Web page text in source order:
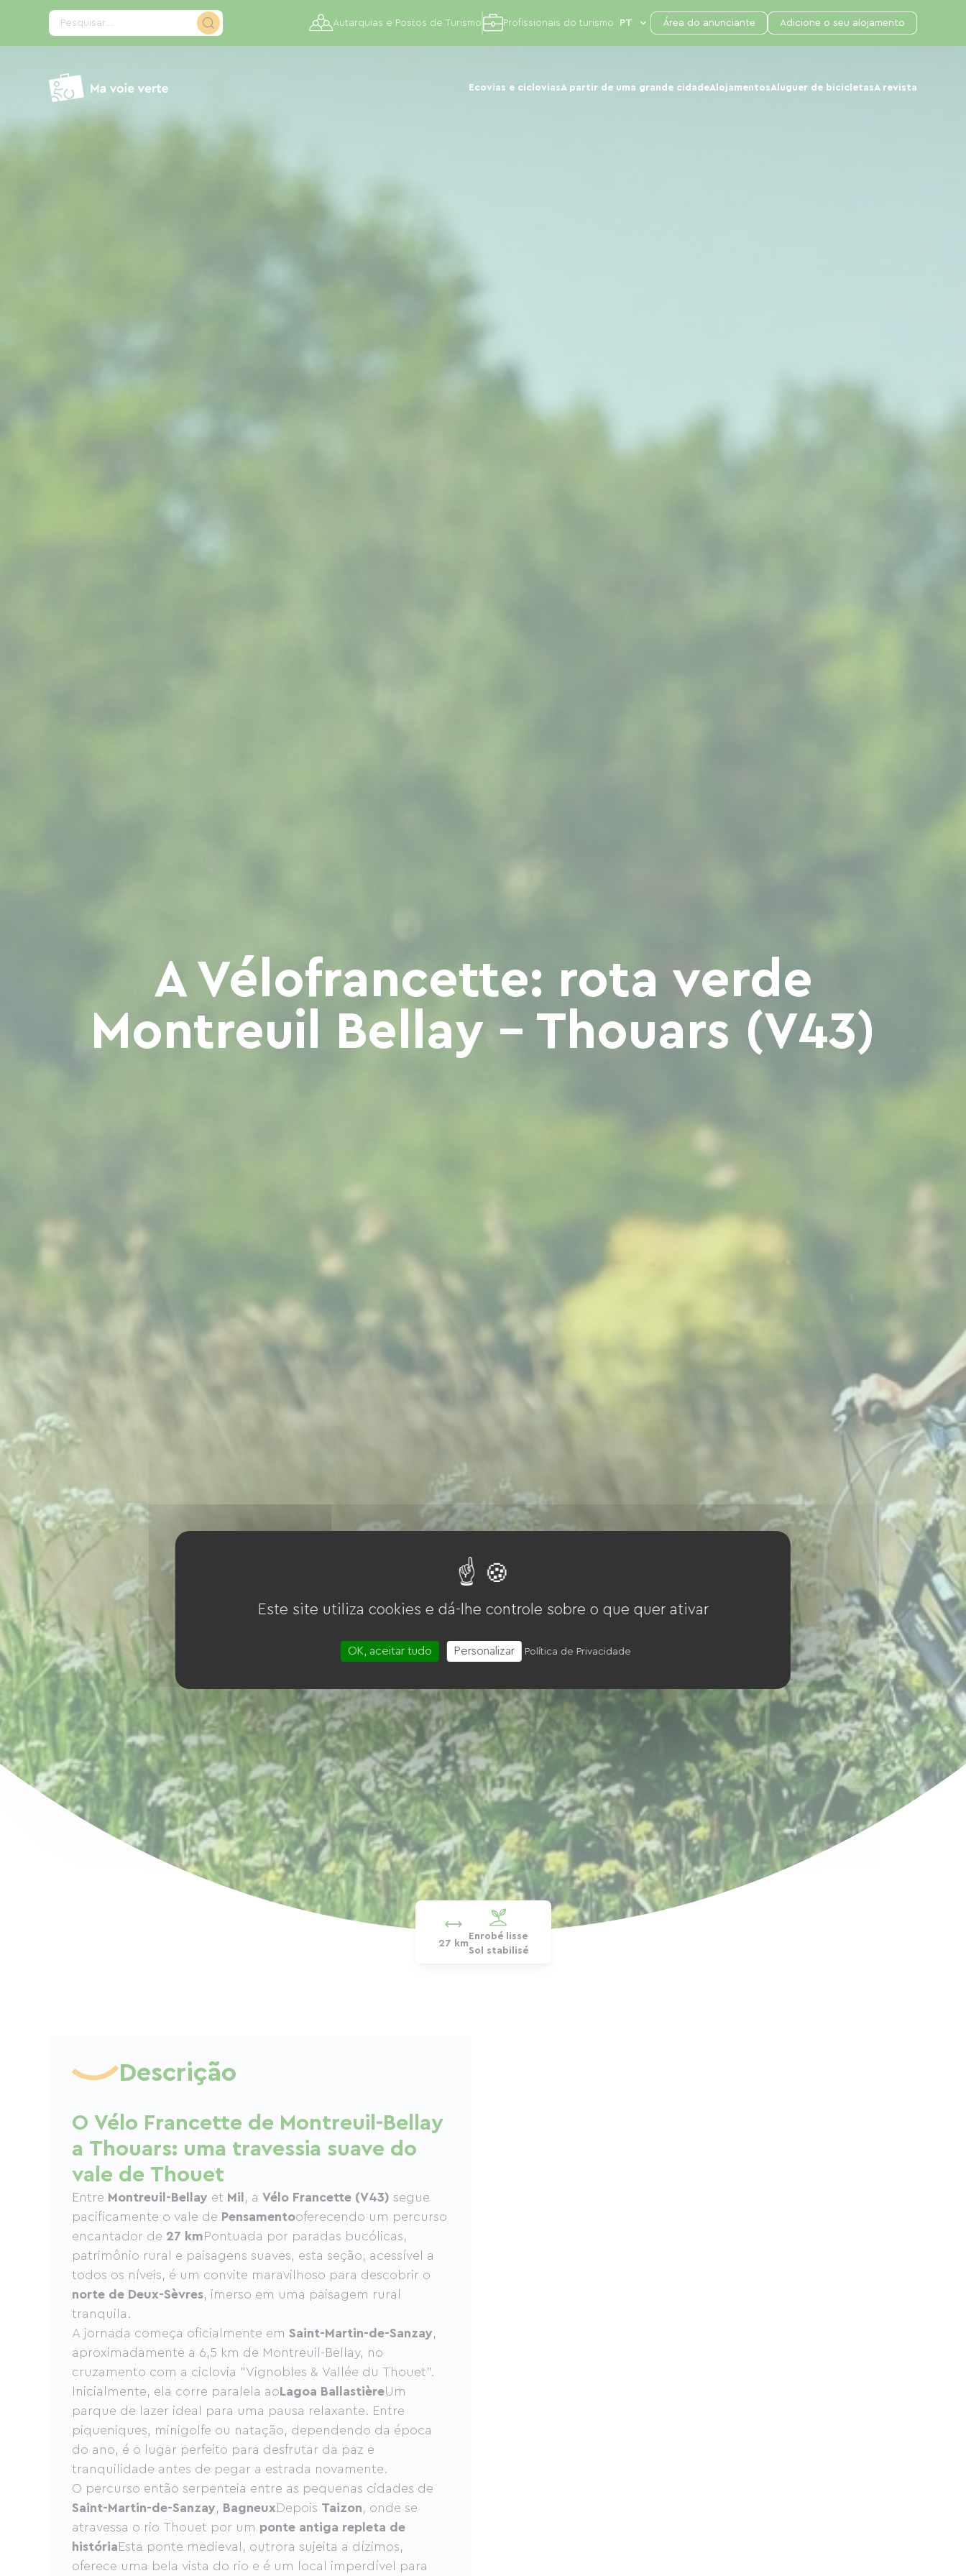
Pesquisar...
Ecovias e cicloviasA partir de uma grande cidadeAlojamentosAluguer de bicicletasA revista
Autarquias e Postos de Turismo Profissionais do turismo Área do anunciante Adicione o seu alojamento
A Vélofrancette: rota verde
Montreuil Bellay - Thouars (V43)
27 km
Enrobé lisse
Sol stabilisé
Descrição
O Vélo Francette de Montreuil-Bellay
a Thouars: uma travessia suave do
vale de Thouet
Entre Montreuil-Bellay et Mil , a Vélo Francette (V43) segue
pacificamente o vale de Pensamentooferecendo um percurso
encantador de 27 kmPontuada por paradas bucólicas,
patrimônio rural e paisagens suaves, esta seção, acessível a
todos os níveis, é um convite maravilhoso para descobrir o
norte de Deux-Sèvres, imerso em uma paisagem rural
tranquila.
A jornada começa oficialmente em Saint-Martin-de-Sanzay,
aproximadamente a 6,5 ​​km de Montreuil-Bellay, no
cruzamento com a ciclovia "Vignobles & Vallée du Thouet".
Inicialmente, ela corre paralela aoLagoa BallastièreUm
parque de lazer ideal para uma pausa relaxante. Entre
piqueniques, minigolfe ou natação, dependendo da época
do ano, é o lugar perfeito para desfrutar da paz e
tranquilidade antes de pegar a estrada novamente.
O percurso então serpenteia entre as pequenas cidades de
Saint-Martin-de-Sanzay, BagneuxDepois Taizon, onde se
atravessa o rio Thouet por um ponte antiga repleta de
históriaEsta ponte medieval, outrora sujeita a dízimos,
oferece uma bela vista do rio e é um local imperdível para
Painel de Gerenciamento de Cookies
Este site utiliza cookies e dá-lhe controle sobre o que quer ativar
OK, aceitar tudo Personalizar Política de Privacidade